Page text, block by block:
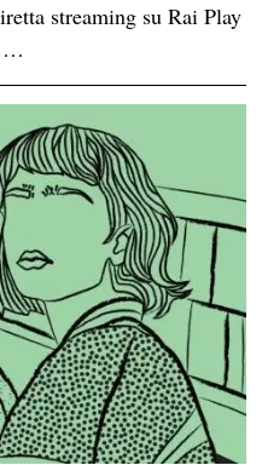
streaming su Rai Play